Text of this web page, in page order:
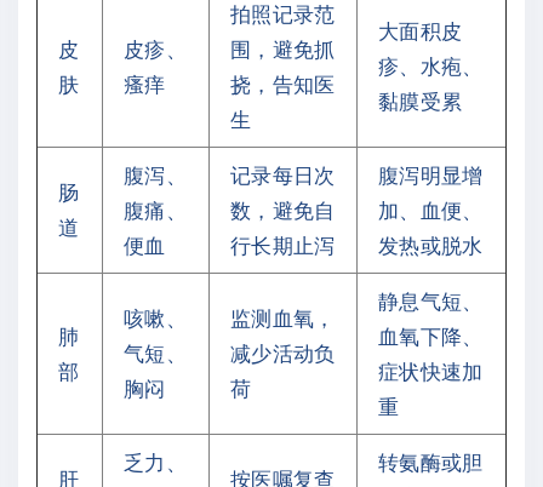
皮
肤
皮疹、
瘙痒
拍照记录范
围，避免抓
挠，告知医
生
大面积皮
疹、水疱、
黏膜受累
肠
道
腹泻、
腹痛、
便血
记录每日次
数，避免自
行长期止泻
腹泻明显增
加、血便、
发热或脱水
肺
部
咳嗽、
气短、
胸闷
监测血氧，
减少活动负
荷
静息气短、
血氧下降、
症状快速加
重
肝
乏力、
按医嘱复查
转氨酶或胆